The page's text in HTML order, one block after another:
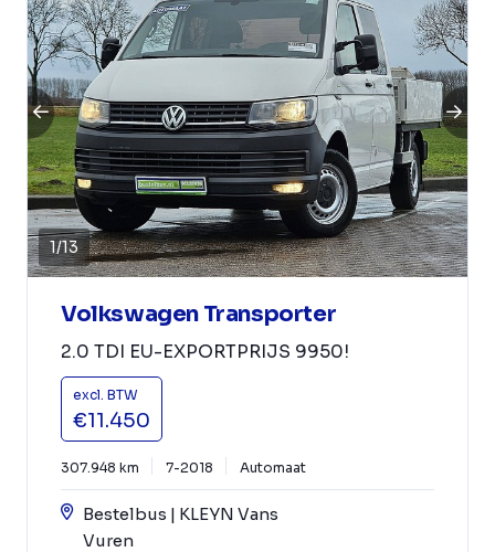
1/13
Volkswagen Transporter
2.0 TDI EU-EXPORTPRIJS 9950!
excl. BTW
€11.450
307.948 km 7-2018 Automaat
Bestelbus | KLEYN Vans
Vuren